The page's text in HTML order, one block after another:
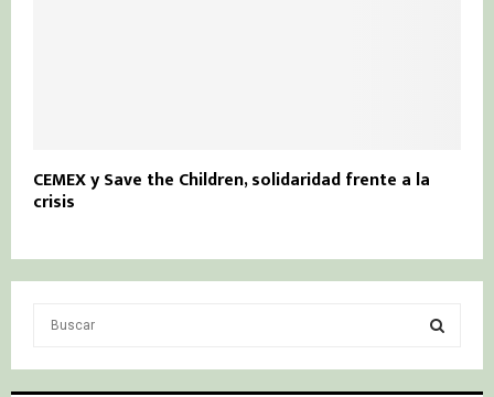
CEMEX y Save the Children, solidaridad frente a la
crisis
S